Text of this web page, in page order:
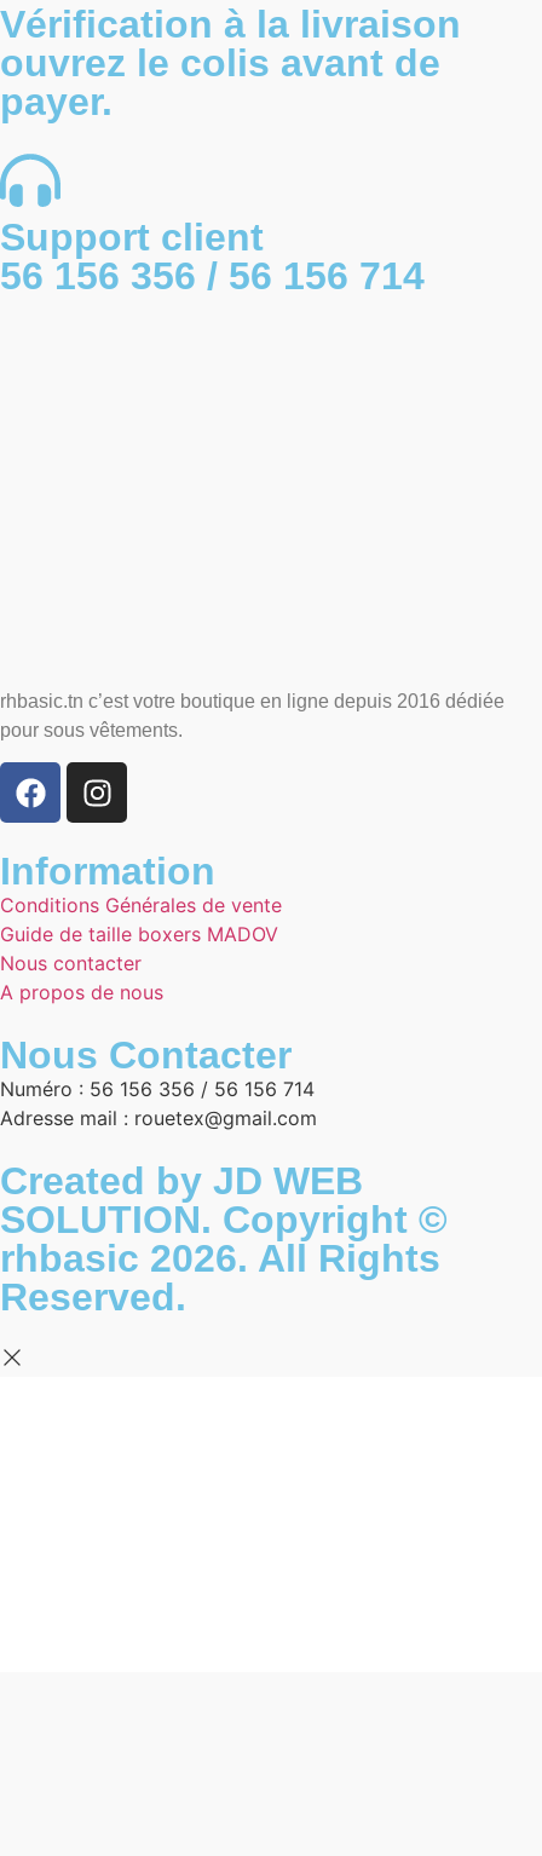
Vérification à la livraison
ouvrez le colis avant de
payer.
Support client
56 156 356 / 56 156 714
rhbasic.tn c’est votre boutique en ligne depuis 2016 dédiée
pour sous vêtements.
Information
Conditions Générales de vente
Guide de taille boxers MADOV
Nous contacter
A propos de nous
Nous Contacter
Numéro : 56 156 356 / 56 156 714
Adresse mail : rouetex@gmail.com
Created by JD WEB
SOLUTION. Copyright ©
rhbasic 2026. All Rights
Reserved.